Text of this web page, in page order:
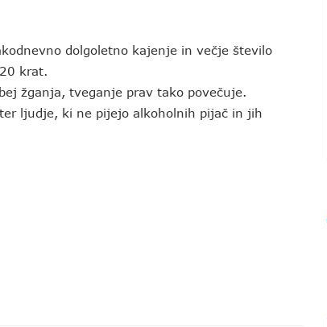
dolgoletno kajenje in večje število
krat.
žganja, tveganje prav tako povečuje.
ljudje, ki ne pijejo alkoholnih pijač in jih